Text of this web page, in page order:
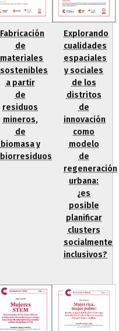
Fabricación
de
materiales
sostenibles
a partir
de
residuos
mineros,
de
biomasa y
biorresiduos
Explorando
cualidades
espaciales
y sociales
de los
distritos
de
innovación
como
modelo
de
regeneración
urbana:
¿es
posible
planificar
clusters
socialmente
inclusivos?